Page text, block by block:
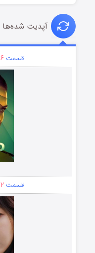
آپدیت شده‌ها
قسمت ۶ (زیرنویس)
قسمت ۲ (زیرنویس)